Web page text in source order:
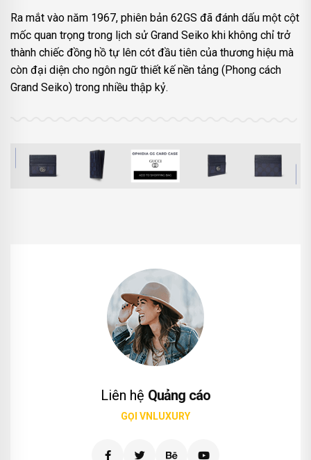
Ra mắt vào năm 1967, phiên bản 62GS đã đánh dấu một cột
mốc quan trọng trong lịch sử Grand Seiko khi không chỉ trở
thành chiếc đồng hồ tự lên cót đầu tiên của thương hiệu mà
còn đại diện cho ngôn ngữ thiết kế nền tảng (Phong cách
Grand Seiko) trong nhiều thập kỷ.
Liên hệ Quảng cáo
GỌI VNLUXURY